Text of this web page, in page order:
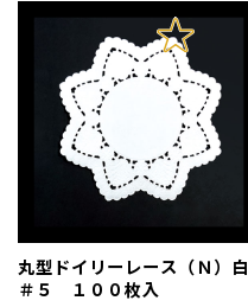
丸型ドイリーレース（Ｎ）白
＃５ １００枚入